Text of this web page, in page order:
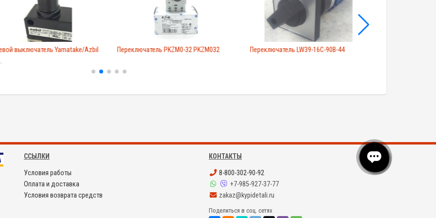
выключатель Yamatake/Azbil
Переключатель PKZM0-32 PKZM032 Переключатель LW39-16C-90B-44
ССЫЛКИ
Условия работы
Оплата и доставка
Условия возврата средств
КОНТАКТЫ
8-800-302-90-92
+7-985-927-37-77
zakaz@kypidetali.ru
Поделиться в соц. сетях